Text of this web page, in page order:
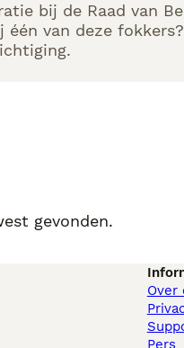
bij de Raad van
van deze
gevonden.
Over
Pers